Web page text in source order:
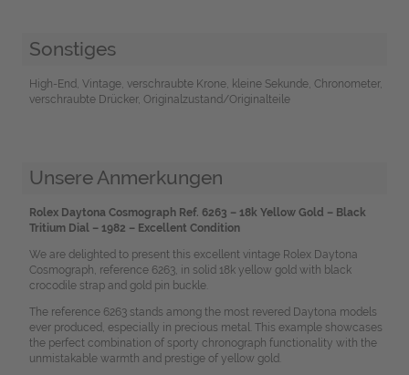
Sonstiges
High-End, Vintage, verschraubte Krone, kleine Sekunde, Chronometer,
verschraubte Drücker, Originalzustand/Originalteile
Unsere Anmerkungen
Rolex Daytona Cosmograph Ref. 6263 – 18k Yellow Gold – Black
Tritium Dial – 1982 – Excellent Condition
We are delighted to present this excellent vintage Rolex Daytona
Cosmograph, reference 6263, in solid 18k yellow gold with black
crocodile strap and gold pin buckle.
The reference 6263 stands among the most revered Daytona models
ever produced, especially in precious metal. This example showcases
the perfect combination of sporty chronograph functionality with the
unmistakable warmth and prestige of yellow gold.